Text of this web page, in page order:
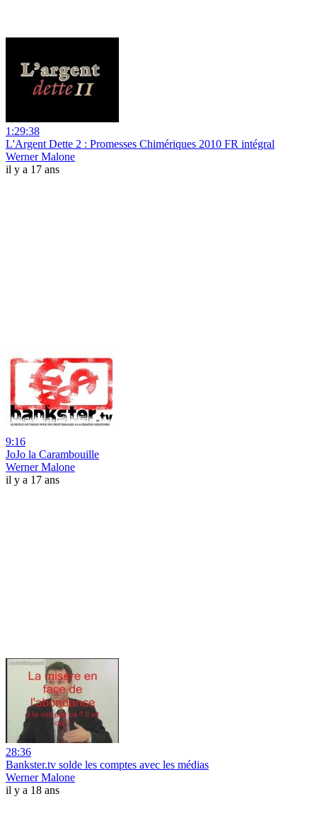
1:29:38
L'Argent Dette 2 : Promesses Chimériques 2010 FR intégral
Werner Malone
il y a 17 ans
9:16
JoJo la Carambouille
Werner Malone
il y a 17 ans
28:36
Bankster.tv solde les comptes avec les médias
Werner Malone
il y a 18 ans